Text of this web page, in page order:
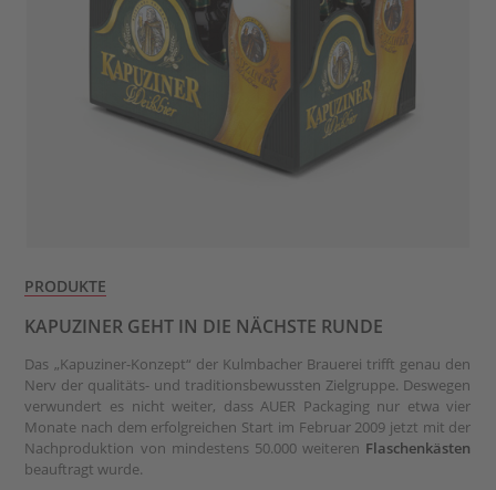
PRODUKTE
KAPUZINER GEHT IN DIE NÄCHSTE RUNDE
Das „Kapuziner-Konzept“ der Kulmbacher Brauerei trifft genau den
Nerv der qualitäts- und traditionsbewussten Zielgruppe. Deswegen
verwundert es nicht weiter, dass AUER Packaging nur etwa vier
Monate nach dem erfolgreichen Start im Februar 2009 jetzt mit der
Nachproduktion von mindestens 50.000 weiteren Flaschenkästen
beauftragt wurde.